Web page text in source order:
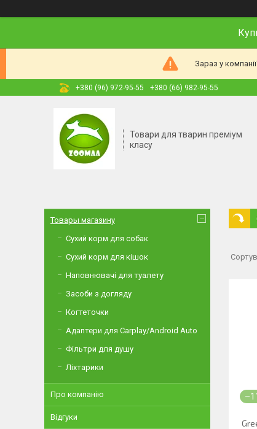
Зараз у
+380 (96) 972-95-55 +380 (66) 982-95-55
Товари для тварин преміум
класу
Товары магазину
Сухий корм для собак
Сухий корм для кішок
Наповнювачі для туалету
Засоби з догляду
Когтеточки
Адаптери для Carplay/Android Auto
Фільтри для душу
Ліхтарики
Про компанію
Відгуки